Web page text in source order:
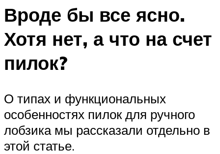
Вроде бы все ясно.
Хотя нет, а что на счет
пилок?
О типах и функциональных
особенностях пилок для ручного
лобзика мы рассказали отдельно в
этой статье.